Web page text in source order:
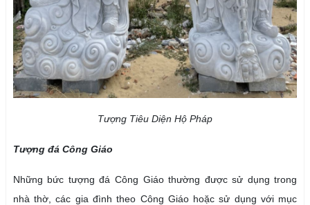
Tượng Tiêu Diện Hộ Pháp
Tượng đá Công Giáo
Những bức tượng đá Công Giáo thường được sử dụng trong
nhà thờ, các gia đình theo Công Giáo hoặc sử dụng với mục